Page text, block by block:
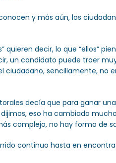
y más aún, los
decir, lo que “ellos”
un candidato puede traer
ciudadano, sencillamente,
decía que para ganar
eso ha cambiado
complejo, no hay forma de
continuo hasta en